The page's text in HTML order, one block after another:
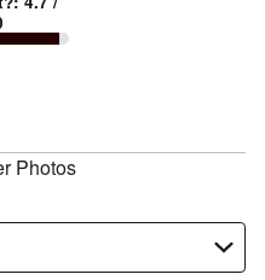
taille
Photos